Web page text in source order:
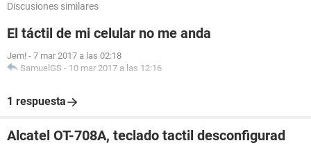
Discusiones similares
El táctil de mi celular no me anda
Jem! - 7 mar 2017 a las 02:18
SamuelGS - 10 mar 2017 a las 12:16
1 respuesta
Alcatel OT-708A, teclado tactil desconfigurad